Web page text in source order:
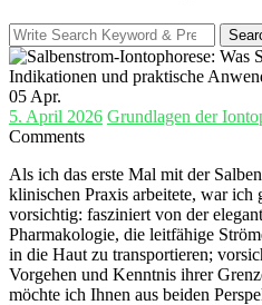
Search
for:
05 Apr.
5. April 2026 Grundlagen der
Comments
Als ich das erste Mal mit der
klinischen Praxis arbeitete,​ war ‍ich
vorsichtig: fasziniert von⁢ der
Pharmakologie, die leitfähige⁢
in die ⁤Haut‍ zu‌ transportieren;
‍Vorgehen und Kenntnis ihrer
möchte ​ich Ihnen aus beiden